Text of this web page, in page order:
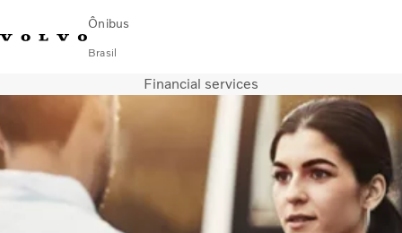
Ônibus
Brasil
Encontrar concessionária Volvo Connect
Urbano
Fretamento e Rodoviário
Financial services